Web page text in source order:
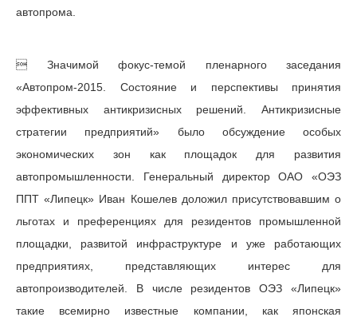
автопрома.
 Значимой фокус-темой пленарного заседания
«Автопром-2015. Состояние и перспективы принятия
эффективных антикризисных решений. Антикризисные
стратегии предприятий» было обсуждение особых
экономических зон как площадок для развития
автопромышленности. Генеральный директор ОАО «ОЭЗ
ППТ «Липецк» Иван Кошелев доложил присутствовавшим о
льготах и преференциях для резидентов промышленной
площадки, развитой инфраструктуре и уже работающих
предприятиях, представляющих интерес для
автопроизводителей. В числе резидентов ОЭЗ «Липецк»
такие всемирно известные компании, как японская